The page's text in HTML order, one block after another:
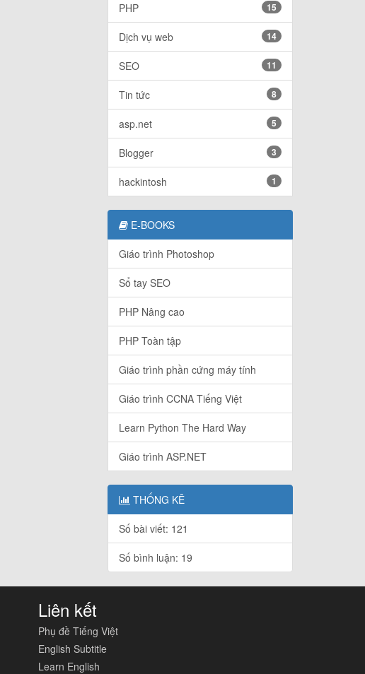
PHP 15
Dịch vụ web 14
SEO 11
Tin tức 8
asp.net 5
Blogger 3
hackintosh 1
E-BOOKS
Giáo trình Photoshop
Sổ tay SEO
PHP Nâng cao
PHP Toàn tập
Giáo trình phần cứng máy tính
Giáo trình CCNA Tiếng Việt
Learn Python The Hard Way
Giáo trình ASP.NET
THỐNG KÊ
Số bài viết: 121
Số bình luận: 19
Liên kết
Phụ đề Tiếng Việt
English Subtitle
Learn English